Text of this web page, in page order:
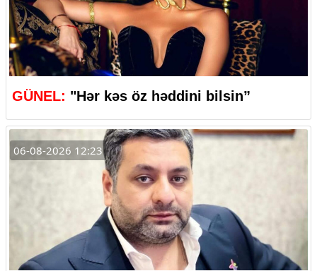
GÜNEL: "Hər kəs öz həddini bilsin”
06-08-2026 12:23